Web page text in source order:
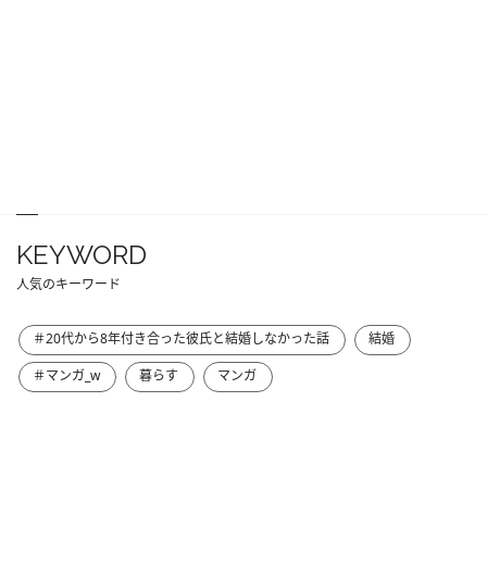
KEYWORD
人気のキーワード
＃20代から8年付き合った彼氏と結婚しなかった話
結婚
＃マンガ_w
暮らす マンガ